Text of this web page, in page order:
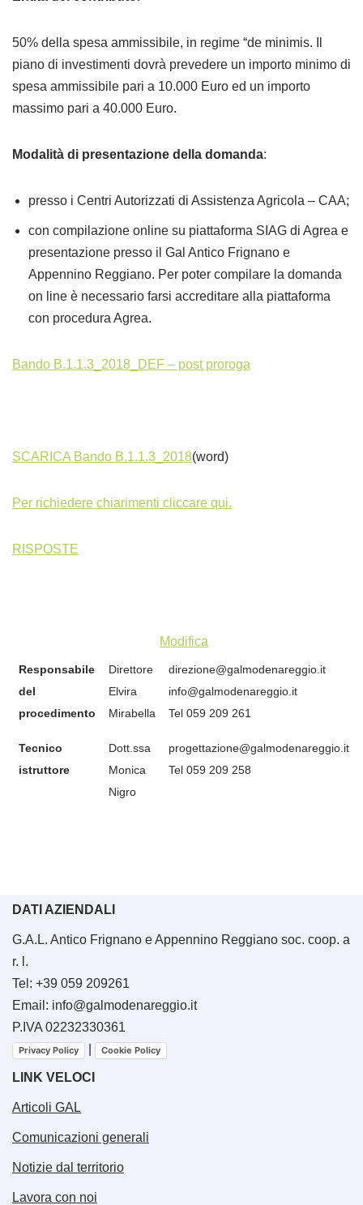
50% della spesa ammissibile, in regime “de minimis. Il
piano di investimenti dovrà prevedere un importo minimo di
spesa ammissibile pari a 10.000 Euro ed un importo
massimo pari a 40.000 Euro.
Modalità di presentazione della domanda:
presso i Centri Autorizzati di Assistenza Agricola – CAA;
con compilazione online su piattaforma SIAG di Agrea e
presentazione presso il Gal Antico Frignano e
Appennino Reggiano. Per poter compilare la domanda
on line è necessario farsi accreditare alla piattaforma
con procedura Agrea.
Bando B.1.1.3_2018_DEF – post proroga
SCARICA Bando B.1.1.3_2018(word)
Per richiedere chiarimenti cliccare qui.
RISPOSTE
Modifica
Responsabile
del
procedimento
Direttore
Elvira
Mirabella
direzione@galmodenareggio.it
info@galmodenareggio.it
Tel 059 209 261
Tecnico
istruttore
Dott.ssa
Monica
Nigro
progettazione@galmodenareggio.it
Tel 059 209 258
DATI AZIENDALI
G.A.L. Antico Frignano e Appennino Reggiano soc. coop. a
r. l.
Tel: +39 059 209261
Email: info@galmodenareggio.it
P.IVA 02232330361
Privacy Policy Cookie Policy
LINK VELOCI
Articoli GAL
Comunicazioni generali
Notizie dal territorio
Lavora con noi